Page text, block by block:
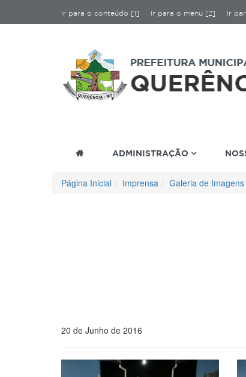
Ir para o conteúdo [1] Ir para o menu [2] Ir
ADMINISTRAÇÃO
Página Inicial Imprensa Galeria de Imagens
20 de Junho de 2016